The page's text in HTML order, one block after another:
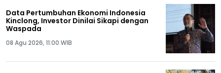
Data Pertumbuhan Ekonomi Indonesia
Kinclong, Investor Dinilai Sikapi dengan
Waspada
08 Agu 2026, 11:00 WIB